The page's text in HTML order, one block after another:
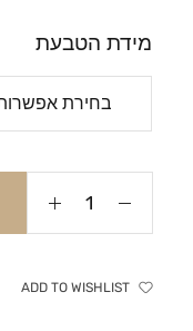
מידת הטבעת
ADD TO WISHLIST